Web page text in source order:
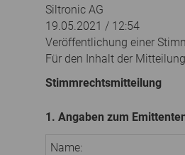
Siltronic AG
19.05.2021 / 12:54
Veröffentlichung einer
Für den Inhalt der
Stimmrechtsmitteilung
1. Angaben zum
Name: